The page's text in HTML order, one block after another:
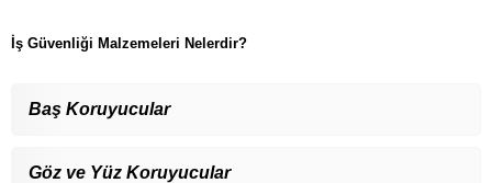
İş Güvenliği Malzemeleri Nelerdir?
Baş Koruyucular
Göz ve Yüz Koruyucular